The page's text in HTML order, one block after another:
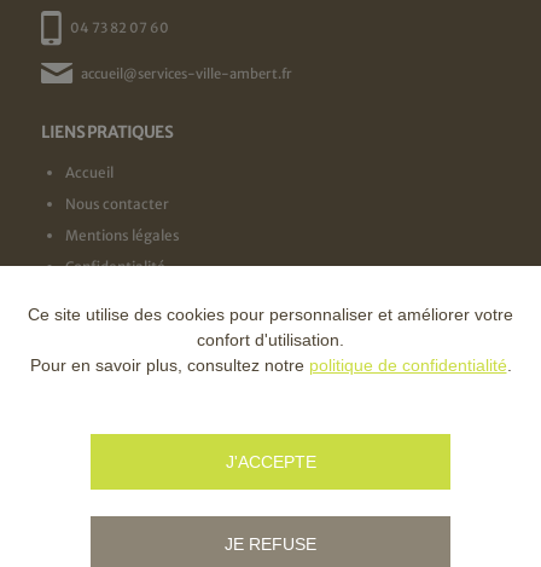
04 73 82 07 60
accueil@services-ville-ambert.fr
LIENS PRATIQUES
Accueil
Nous contacter
Mentions légales
Confidentialité
NOS LABELS
Ce site utilise des cookies pour personnaliser et améliorer votre
confort d'utilisation.
Pour en savoir plus, consultez notre politique de confidentialité
J'ACCEPTE
JE REFUSE